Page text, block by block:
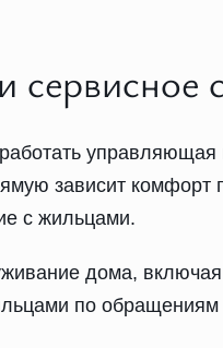
зависит
с жильцами.
дома,
по обращениям